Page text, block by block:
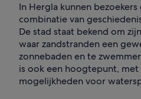
In Hergla kunnen
combinatie van
De stad staat bekend om
waar zandstranden een
zonnebaden en te
is ook een hoogtepunt,
mogelijkheden voor